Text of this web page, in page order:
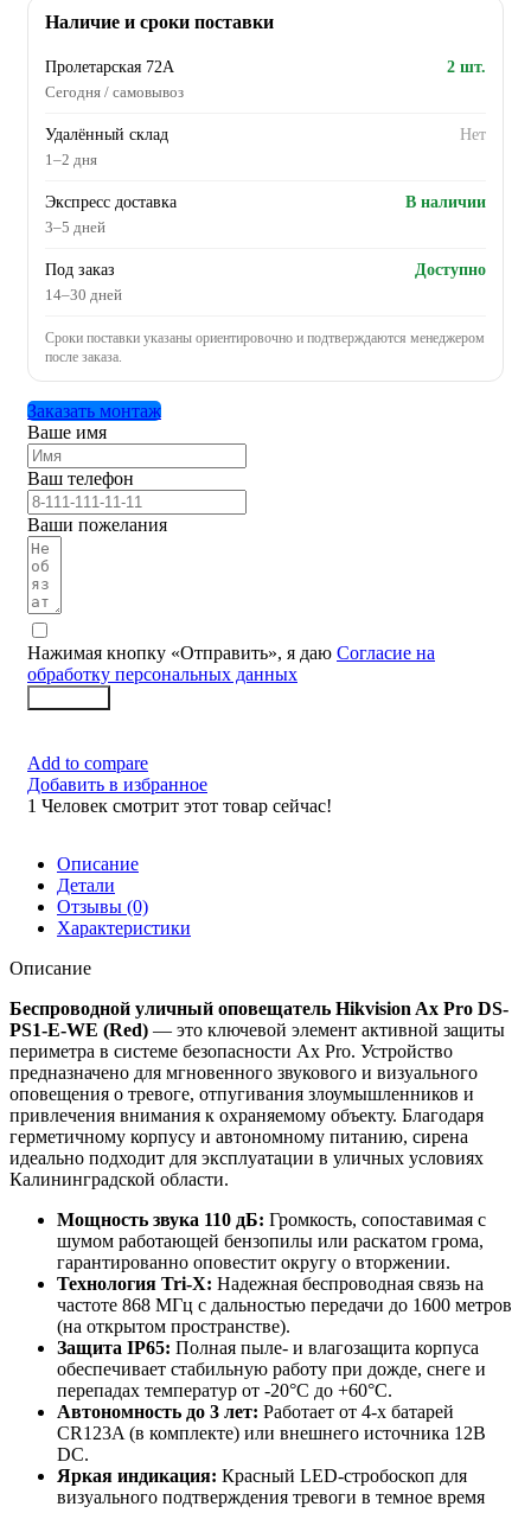
Наличие и сроки поставки
Пролетарская 72А
2 шт.
Сегодня / самовывоз
Удалённый склад
Нет
1–2 дня
Экспресс доставка
В наличии
3–5 дней
Под заказ
Доступно
14–30 дней
Сроки поставки указаны ориентировочно и подтверждаются менеджером
после заказа.
Заказать монтаж
Ваше имя
Ваш телефон
Ваши пожелания
Нажимая кнопку «Отправить», я даю Согласие на
обработку персональных данных
Add to compare
Добавить в избранное
1 Человек смотрит этот товар сейчас!
Описание
Детали
Отзывы (0)
Характеристики
Описание
Беспроводной уличный оповещатель Hikvision Ax Pro DS-
PS1-E-WE (Red) — это ключевой элемент активной защиты
периметра в системе безопасности Ax Pro. Устройство
предназначено для мгновенного звукового и визуального
оповещения о тревоге, отпугивания злоумышленников и
привлечения внимания к охраняемому объекту. Благодаря
герметичному корпусу и автономному питанию, сирена
идеально подходит для эксплуатации в уличных условиях
Калининградской области.
Мощность звука 110 дБ: Громкость, сопоставимая с
шумом работающей бензопилы или раскатом грома,
гарантированно оповестит округу о вторжении.
Технология Tri-X: Надежная беспроводная связь на
частоте 868 МГц с дальностью передачи до 1600 метров
(на открытом пространстве).
Защита IP65: Полная пыле- и влагозащита корпуса
обеспечивает стабильную работу при дожде, снеге и
перепадах температур от -20°C до +60°C.
Автономность до 3 лет: Работает от 4-х батарей
CR123A (в комплекте) или внешнего источника 12В
DC.
Яркая индикация: Красный LED-стробоскоп для
визуального подтверждения тревоги в темное время